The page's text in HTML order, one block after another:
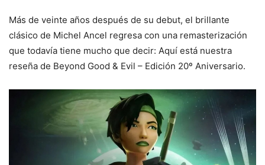
Más de veinte años después de su debut, el brillante
clásico de Michel Ancel regresa con una remasterización
que todavía tiene mucho que decir: Aquí está nuestra
reseña de Beyond Good & Evil – Edición 20º Aniversario.